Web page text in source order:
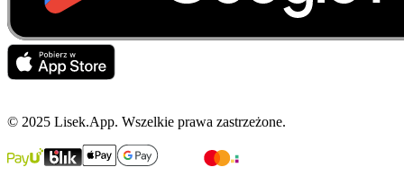
© 2025 Lisek.App. Wszelkie prawa zastrzeżone.